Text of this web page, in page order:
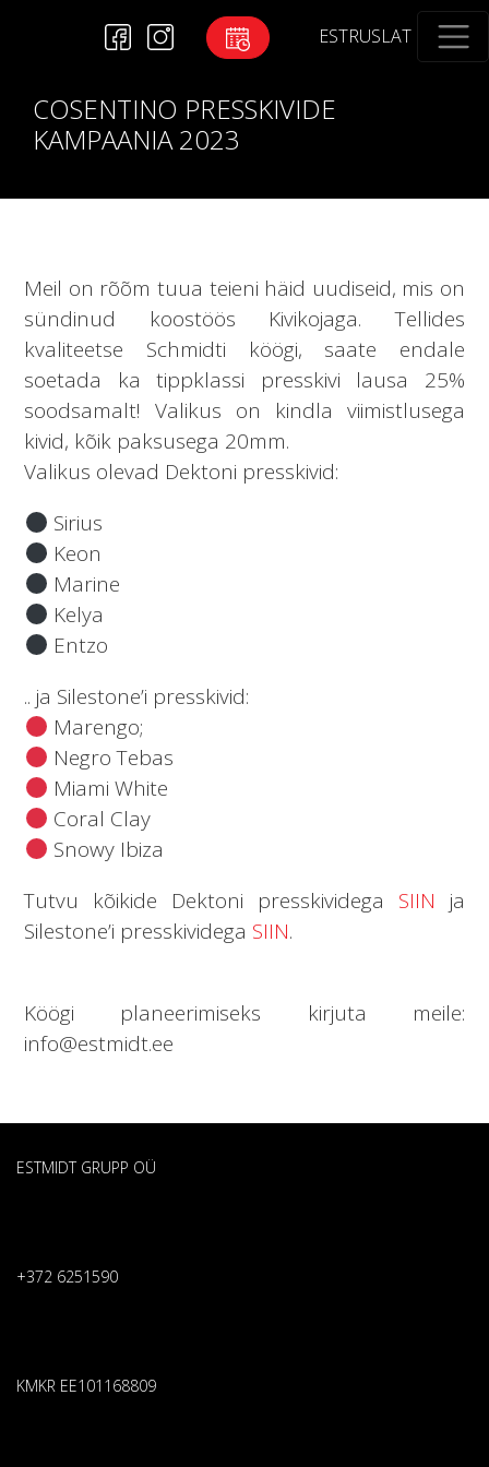
ESTRUSLAT
COSENTINO PRESSKIVIDE
KAMPAANIA 2023
Meil on rõõm tuua teieni häid uudiseid, mis on
sündinud koostöös Kivikojaga. Tellides
kvaliteetse Schmidti köögi, saate endale
soetada ka tippklassi presskivi lausa 25%
soodsamalt! Valikus on kindla viimistlusega
kivid, kõik paksusega 20mm.
Valikus olevad Dektoni presskivid:
Sirius
Keon
Marine
Kelya
Entzo
.. ja Silestone’i presskivid:
Marengo;
Negro Tebas
Miami White
Coral Clay
Snowy Ibiza
Tutvu kõikide Dektoni presskividega SIIN ja
Silestone’i presskividega SIIN.
Köögi planeerimiseks kirjuta meile:
info@estmidt.ee
ESTMIDT GRUPP OÜ
+372 6251590
KMKR EE101168809